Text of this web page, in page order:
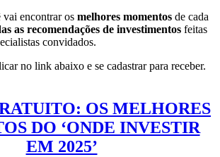
vai encontrar os melhores momentos de cada
as recomendações de investimentos feitas
convidados.
no link abaixo e se cadastrar para receber.
OS MELHORES
DO ‘ONDE INVESTIR
EM 2025’